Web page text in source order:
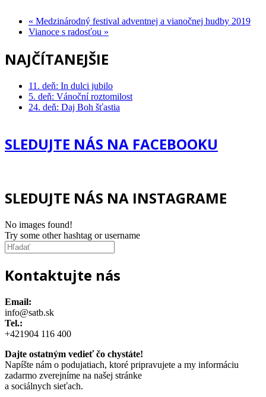
« Medzinárodný festival adventnej a vianočnej hudby 2019
Vianoce s radosťou »
NAJČÍTANEJŠIE
11. deň: In dulci jubilo
5. deň: Vánoční roztomilost
24. deň: Daj Boh šťastia
SLEDUJTE NÁS NA FACEBOOKU
SLEDUJTE NÁS NA INSTAGRAME
No images found!
Try some other hashtag or username
Kontaktujte nás
Email:
info@satb.sk
Tel.:
+421904 116 400
Dajte ostatným vedieť čo chystáte!
Napíšte nám o podujatiach, ktoré pripravujete a my informáciu
zadarmo zverejníme na našej stránke
a sociálnych sieťach.